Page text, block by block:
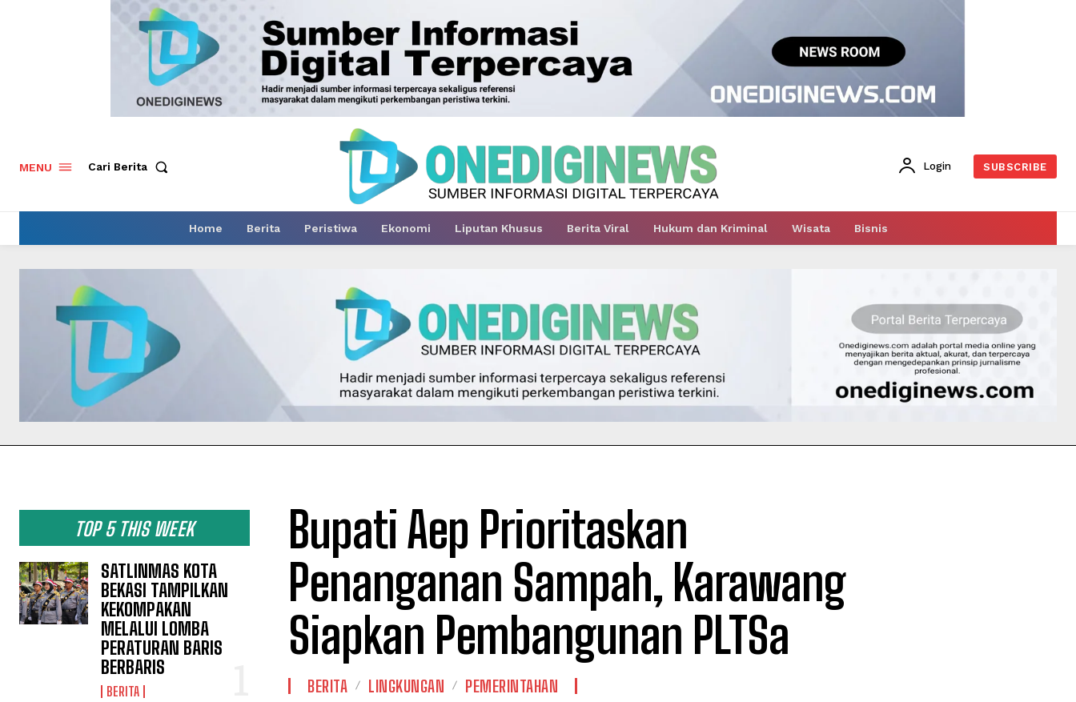
MENU Cari Berita Login SUBSCRIBE
Home Berita Peristiwa Ekonomi Liputan Khusus Berita Viral Hukum dan Kriminal Wisata Bisnis
TOP 5 THIS WEEK
SATLINMAS KOTA
BEKASI TAMPILKAN
KEKOMPAKAN
MELALUI LOMBA
PERATURAN BARIS
BERBARIS
BERITA
Bupati Aep Prioritaskan
Penanganan Sampah, Karawang
Siapkan Pembangunan PLTSa
BERITA LINGKUNGAN PEMERINTAHAN